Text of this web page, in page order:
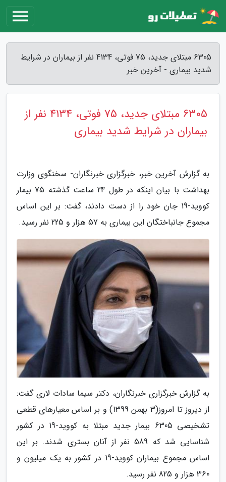
6305 مبتلای جدید، 75 فوتی، 4134 نفر از بیماران در شرایط
شدید بیماری - آخرین خبر
6305 مبتلای جدید، 75 فوتی، 4134 نفر از
بیماران در شرایط شدید بیماری
به گزارش آخرین خبر، خبرگزاری خبرنگاران- سخنگوی وزارت
بهداشت با بیان اینکه در طول 24 ساعت گذشته 75 بیمار
کووید-19 جان خود را از دست دادند، گفت: بر این اساس
مجموع جانباختگان این بیماری به 57 هزار و 225 نفر رسید.
به گزارش خبرگزاری خبرنگاران، دکتر سیما سادات لاری گفت:
از دیروز تا امروز(3 بهمن 1399) و بر اساس معیارهای قطعی
تشخیصی 6305 بیمار جدید مبتلا به کووید-19 در کشور
شناسایی شد که 589 نفر از آنان بستری شدند. بر این
اساس مجموع بیماران کووید-19 در کشور به یک میلیون و
360 هزار و 825 نفر رسید.